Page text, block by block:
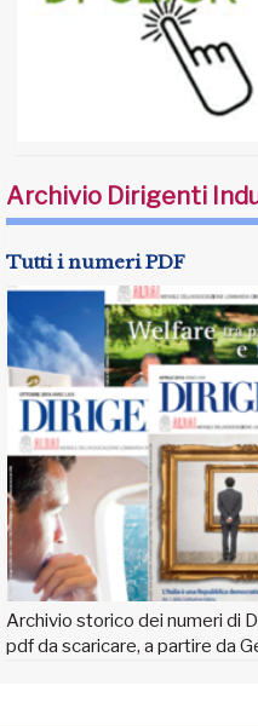
Archivio Dirigenti
Tutti i numeri PDF
Archivio storico dei numeri di
pdf da scaricare, a partire da